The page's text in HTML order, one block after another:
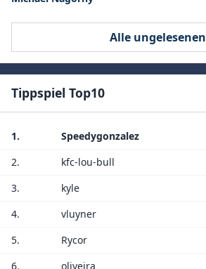
Alle ungelesenen
Tippspiel Top10
1. Speedygonzalez
2.
kfc-lou-bull
3.
kyle
4.
vluyner
5.
Rycor
6.
oliveira